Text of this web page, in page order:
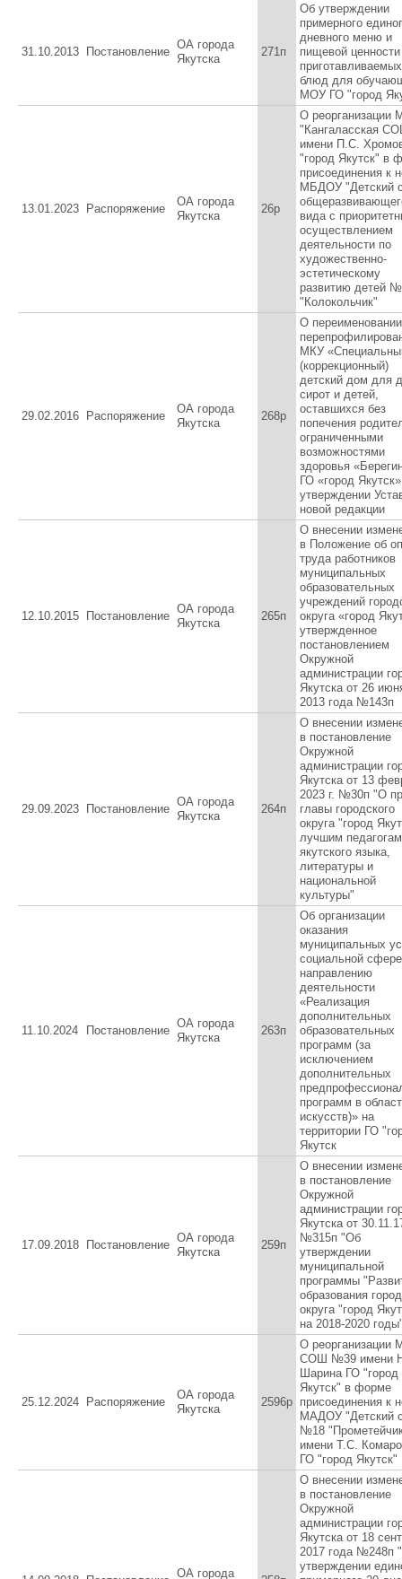
31.10.2013 Постановление
ОА города
Якутска
271п
Об утверждении
примерного
дневного меню и
пищевой ценности
приготавливаемых
блюд для
МОУ ГО "город
13.01.2023 Распоряжение
ОА города
Якутска
26р
О реорганизации
"Кангаласская
имени П.С.
"город Якутск" в
присоединения к
МБДОУ "Детский
вида с
осуществлением
деятельности по
художественно-
эстетическому
развитию детей
"Колокольчик"
29.02.2016 Распоряжение
ОА города
Якутска
268р
О
МКУ
(коррекционный)
детский дом для
сирот и детей,
оставшихся без
попечения
ограниченными
возможностями
здоровья
ГО «город
утверждении
новой редакции
12.10.2015 Постановление
ОА города
Якутска
265п
О внесении
в Положение об
труда работников
муниципальных
образовательных
учреждений
округа «город
утвержденное
постановлением
Окружной
администрации
Якутска от 26
2013 года №143п
29.09.2023 Постановление
ОА города
Якутска
264п
О внесении
в постановление
Окружной
администрации
Якутска от 13
2023 г. №30п "О
главы городского
округа "город
лучшим педагогам
якутского языка,
литературы и
национальной
культуры"
11.10.2024 Постановление
ОА города
Якутска
263п
Об организации
оказания
муниципальных
социальной
направлению
деятельности
«Реализация
дополнительных
образовательных
программ (за
исключением
дополнительных
программ в
искусств)» на
территории ГО
Якутск
17.09.2018 Постановление
ОА города
Якутска
259п
О внесении
в постановление
Окружной
администрации
Якутска от
№315п "Об
утверждении
муниципальной
программы
образования
округа "город
на 2018-2020
25.12.2024 Распоряжение
ОА города
Якутска
2596р
О реорганизации
СОШ №39 имени
Шарина ГО "город
Якутск" в форме
присоединения к
МАДОУ "Детский
№18
имени Т.С.
ГО "город Якутск"
ОА города
О внесении
в постановление
Окружной
администрации
Якутска от 18
2017 года №248п
утверждении